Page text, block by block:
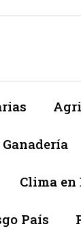
Ganadería
Clima en
País